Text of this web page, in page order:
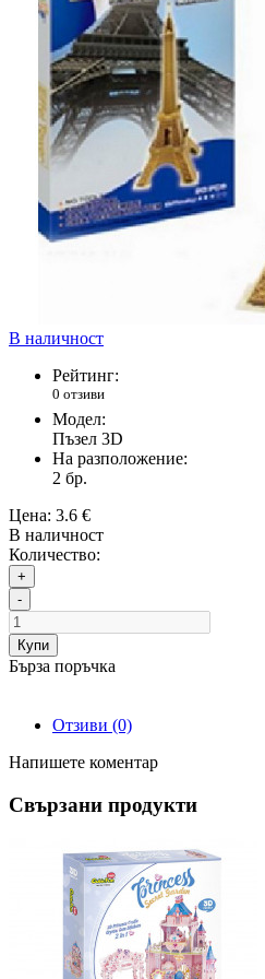
В наличност
Рейтинг:
0 отзиви
Модел:
Пъзел 3D
На разположение:
2 бр.
Цена: 3.6 €
В наличност
Количество:
+
-
Купи
Бърза поръчка
Отзиви (0)
Напишете коментар
Свързани продукти